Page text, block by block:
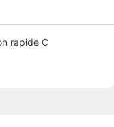
rapide C